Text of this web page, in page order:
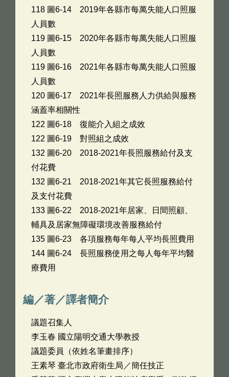
118 圖6-14 2019年各縣市每萬失能人口照服
人員數
119 圖6-15 2020年各縣市每萬失能人口照服
人員數
119 圖6-16 2021年各縣市每萬失能人口照服
人員數
120 圖6-17 2021年長照服務人力供給與服務
涵蓋率相關性
122 圖6-18 復能介入組之成效
122 圖6-19 對照組之成效
132 圖6-20 2018-2021年長照服務給付及支
付花費
132 圖6-21 2018-2021年其它長照服務給付
及支付花費
133 圖6-22 2018-2021年居家、日間照顧、
輔具及居家無障礙環境改善服務給付
135 圖6-23 各項服務每年每人平均長照費用
144 圖6-24 長照服務使用之每人每年平均醫
療費用
編／著／譯者簡介
議題召集人
李玉春 國立陽明交通大學教授
議題委員（依姓名筆畫排序）
王素琴 臺北市政府衛生局／簡任技正